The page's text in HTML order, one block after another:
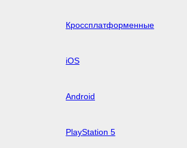
Кроссплатформенные
iOS
Android
PlayStation 5